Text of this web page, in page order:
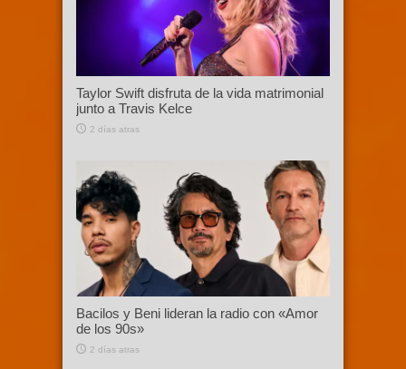
Taylor Swift disfruta de la vida matrimonial
junto a Travis Kelce
2 días atras
Bacilos y Beni lideran la radio con «Amor
de los 90s»
2 días atras